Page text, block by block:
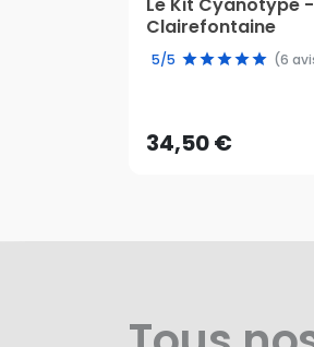
Le Kit Cyanotype -
Clairefontaine
5/5 (6
34,50 €AJOUTER AU